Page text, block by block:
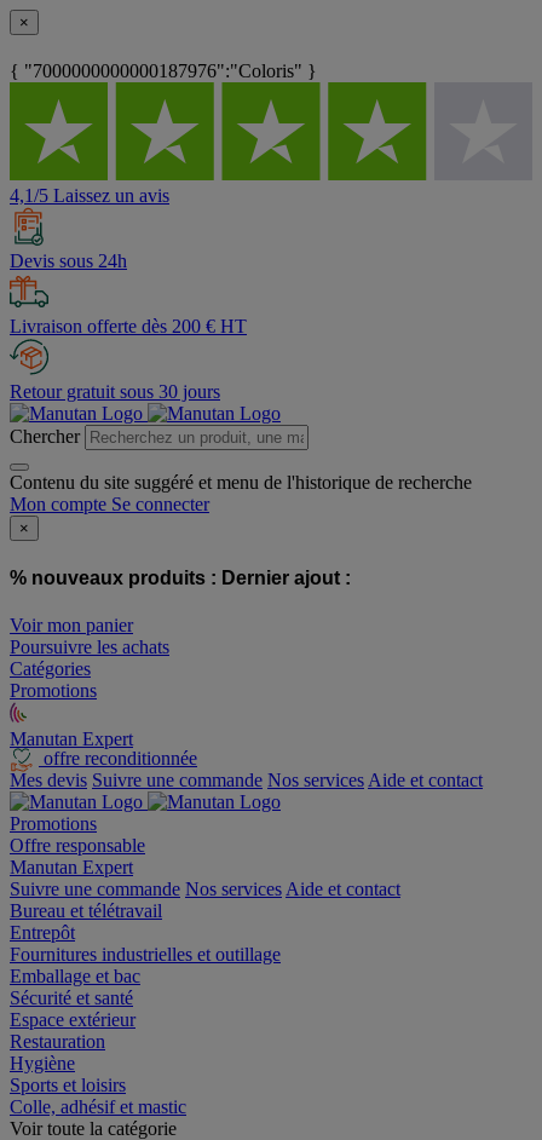
×
{ "7000000000000187976":"Coloris" }
4,1/5 Laissez un avis
Devis sous 24h
Livraison offerte dès 200 € HT
Retour gratuit sous 30 jours
Chercher
Contenu du site suggéré et menu de l'historique de recherche
Mon compte Se connecter
×
% nouveaux produits : Dernier ajout :
Voir mon panier
Poursuivre les achats
Catégories
Promotions
Manutan Expert
offre reconditionnée
Mes devis Suivre une commande Nos services Aide et contact
Promotions
Offre responsable
Manutan Expert
Suivre une commande Nos services Aide et contact
Bureau et télétravail
Entrepôt
Fournitures industrielles et outillage
Emballage et bac
Sécurité et santé
Espace extérieur
Restauration
Hygiène
Sports et loisirs
Colle, adhésif et mastic
Voir toute la catégorie